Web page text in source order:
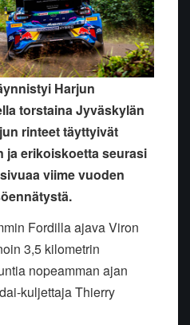
Harjun
torstaina Jyväskylän
rinteet täyttyivät
ja erikoiskoetta seurasi
viime vuoden
Fordilla ajava Viron
3,5 kilometrin
nopeamman ajan
kuljettaja Thierry